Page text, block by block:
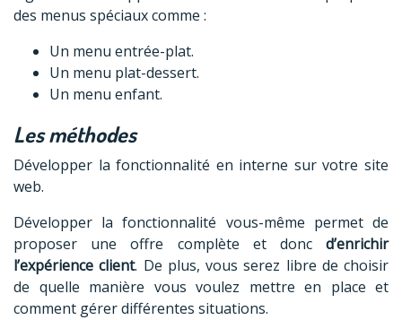
des menus spéciaux comme :
Un menu entrée-plat.
Un menu plat-dessert.
Un menu enfant.
Les méthodes
Développer la fonctionnalité en interne sur votre site
web.
Développer la fonctionnalité vous-même permet de
proposer une offre complète et donc d’enrichir
l’expérience client. De plus, vous serez libre de choisir
de quelle manière vous voulez mettre en place et
comment gérer différentes situations.